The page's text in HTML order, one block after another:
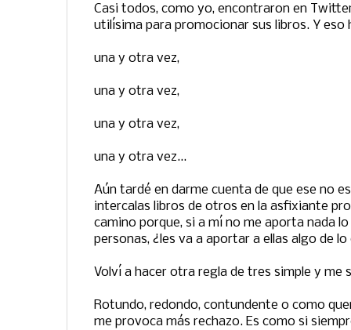
Casi todos, como yo, encontraron en
utilísima para promocionar sus libros. Y eso
una y otra vez,
una y otra vez,
una y otra vez,
una y otra vez...
Aún tardé en darme cuenta de que ese no
intercalas libros de otros en la asfixiante
camino porque, si a mí no me aporta nada
personas, ¿les va a aportar a ellas algo de
Volví a hacer otra regla de tres simple y me
Rotundo, redondo, contundente o como
me provoca más rechazo. Es como si